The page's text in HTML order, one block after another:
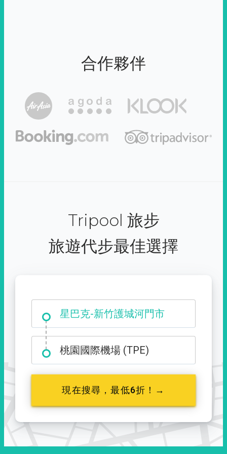
合作夥伴
Tripool 旅步
旅遊代步最佳選擇
星巴克-新竹護城河門市
大霸尖山登山口
桃園國際機場 (TPE)
現在搜尋，最低6折！→